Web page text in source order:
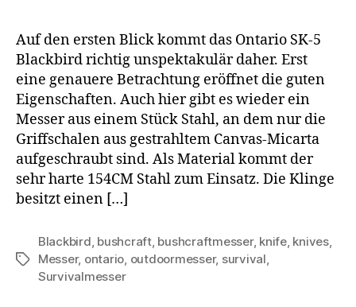
Auf den ersten Blick kommt das Ontario SK-5
Blackbird richtig unspektakulär daher. Erst
eine genauere Betrachtung eröffnet die guten
Eigenschaften. Auch hier gibt es wieder ein
Messer aus einem Stück Stahl, an dem nur die
Griffschalen aus gestrahltem Canvas-Micarta
aufgeschraubt sind. Als Material kommt der
sehr harte 154CM Stahl zum Einsatz. Die Klinge
besitzt einen […]
Schlagwörter
Blackbird bushcraft, bushcraftmesser, knife, knives,
Messer, ontario outdoormesser, survival
Survivalmesser